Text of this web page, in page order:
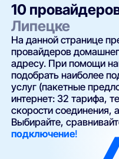
10
Липецке
На данной странице
провайдеров
адресу. При помощи
подобрать наиболее
услуг (пакетные
интернет: 32 тарифа,
скорости соединения,
Выбирайте,
подключение!